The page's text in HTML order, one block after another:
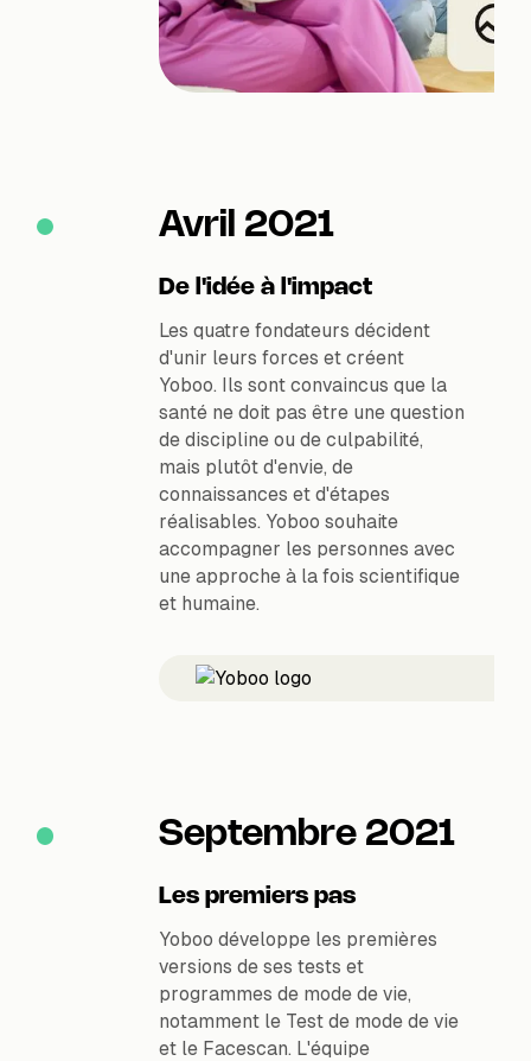
Avril 2021
De l'idée à l'impact
Les quatre fondateurs décident
d'unir leurs forces et créent
Yoboo. Ils sont convaincus que la
santé ne doit pas être une question
de discipline ou de culpabilité,
mais plutôt d'envie, de
connaissances et d'étapes
réalisables. Yoboo souhaite
accompagner les personnes avec
une approche à la fois scientifique
et humaine.
Septembre 2021
Les premiers pas
Yoboo développe les premières
versions de ses tests et
programmes de mode de vie,
notamment le Test de mode de vie
et le Facescan. L'équipe